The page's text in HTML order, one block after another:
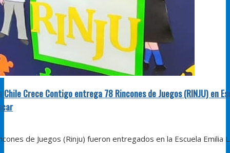
Chile Crece Contigo entrega 78 Rincones de Juegos (RINJU) en
de Juegos (Rinju) fueron entregados en la Escuela Emilia